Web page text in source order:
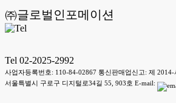
㈜글로벌인포메이션
Tel 02-2025-2992
사업자등록번호: 110-84-02867 통신판매업신고: 제 2014-
서울특별시 구로구 디지털로34길 55, 903호 E-mail: